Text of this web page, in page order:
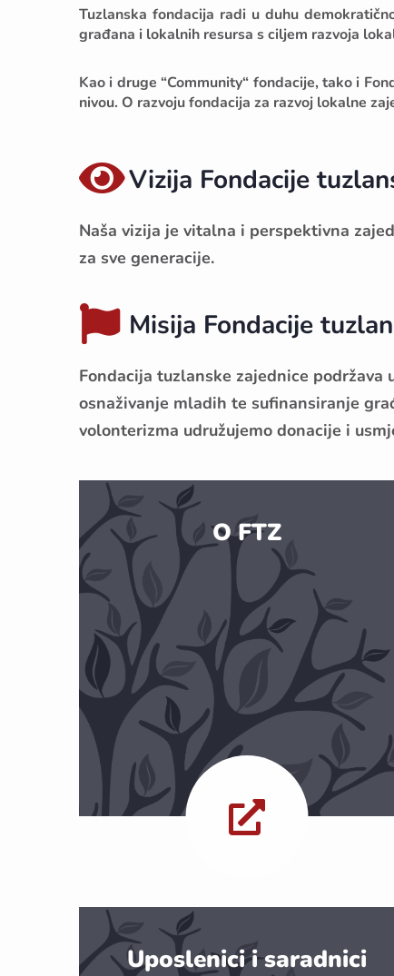
Tuzlanska fondacija radi u duhu
građana i lokalnih resursa s ciljem razvoja
Kao i druge “Community“ fondacije, tako i
nivou. O razvoju fondacija za razvoj lokalne
Vizija Fondacije
Naša vizija je vitalna i perspektivna
za sve generacije.
Misija Fondacije
Fondacija tuzlanske zajednice
osnaživanje mladih te sufinansiranje
volonterizma udružujemo donacije i
O FTZ
Uposlenici i saradnici